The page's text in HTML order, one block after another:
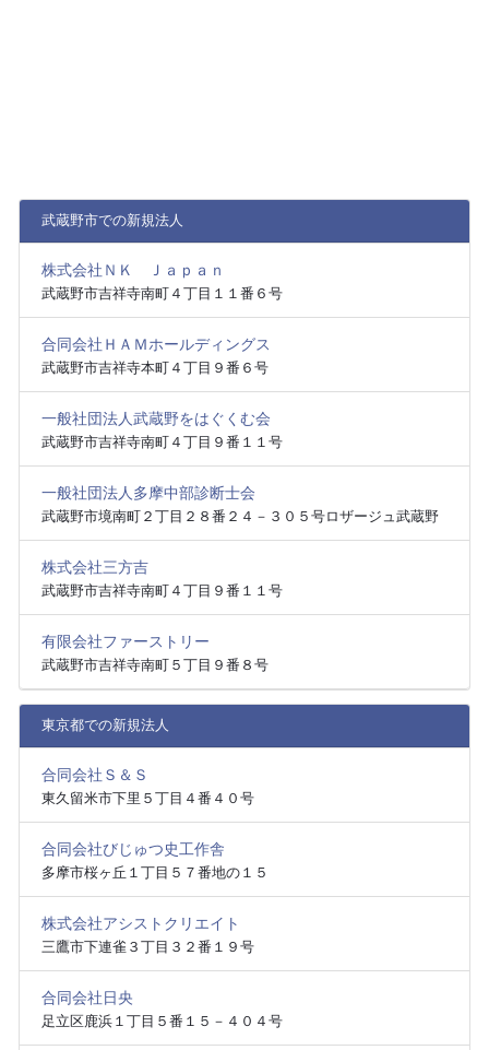
武蔵野市での新規法人
株式会社ＮＫ Ｊａｐａｎ
武蔵野市吉祥寺南町４丁目１１番６号
合同会社ＨＡＭホールディングス
武蔵野市吉祥寺本町４丁目９番６号
一般社団法人武蔵野をはぐくむ会
武蔵野市吉祥寺南町４丁目９番１１号
一般社団法人多摩中部診断士会
武蔵野市境南町２丁目２８番２４－３０５号ロザージュ武蔵野
株式会社三方吉
武蔵野市吉祥寺南町４丁目９番１１号
有限会社ファーストリー
武蔵野市吉祥寺南町５丁目９番８号
東京都での新規法人
合同会社Ｓ＆Ｓ
東久留米市下里５丁目４番４０号
合同会社びじゅつ史工作舎
多摩市桜ヶ丘１丁目５７番地の１５
株式会社アシストクリエイト
三鷹市下連雀３丁目３２番１９号
合同会社日央
足立区鹿浜１丁目５番１５－４０４号